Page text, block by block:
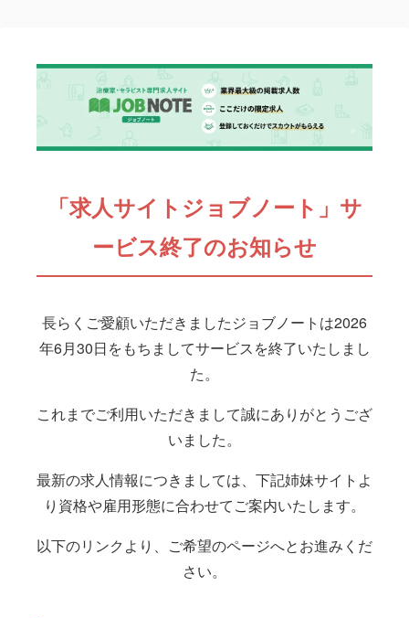
「求人サイトジョブノート」サ
ービス終了のお知らせ
長らくご愛顧いただきましたジョブノートは2026
年6月30日をもちましてサービスを終了いたしまし
た。
これまでご利用いただきまして誠にありがとうござ
いました。
最新の求人情報につきましては、下記姉妹サイトよ
り資格や雇用形態に合わせてご案内いたします。
以下のリンクより、ご希望のページへとお進みくだ
さい。